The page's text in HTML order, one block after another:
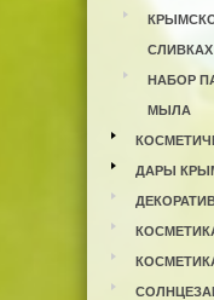
СЛИВКАХ
НАБОР
МЫЛА
ДАРЫ